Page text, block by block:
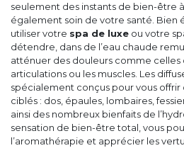
seulement des instants de bien-être
également soin de votre santé. Bien
utiliser votre spa de luxe ou votre
détendre, dans de l’eau chaude
atténuer des douleurs comme celles
articulations ou les muscles. Les
spécialement conçus pour vous
ciblés : dos, épaules, lombaires,
ainsi des nombreux bienfaits de
sensation de bien-être total, vous
l’aromathérapie et apprécier les